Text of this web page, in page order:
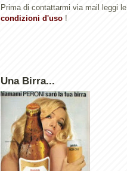
Prima di contattarmi via mail leggi le
condizioni d'uso !
Una Birra...